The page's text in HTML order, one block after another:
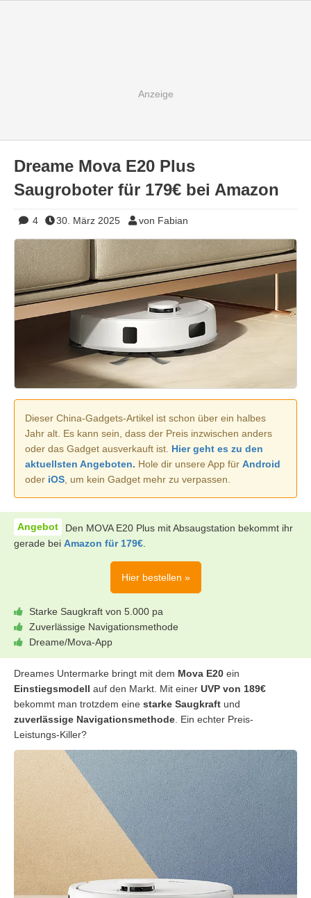
Dreame Mova E20 Plus
Saugroboter für 179€ bei Amazon
4 30. März 2025 von Fabian
Dieser China-Gadgets-Artikel ist schon über ein halbes
Jahr alt. Es kann sein, dass der Preis inzwischen anders
oder das Gadget ausverkauft ist. Hier geht es zu den
aktuellsten Angeboten. Hole dir unsere App für Android
oder iOS, um kein Gadget mehr zu verpassen.
Den MOVA E20 Plus mit Absaugstation bekommt ihr
gerade bei Amazon für 179€.
Hier bestellen »
Starke Saugkraft von 5.000 pa
Zuverlässige Navigationsmethode
Dreame/Mova-App
Dreames Untermarke bringt mit dem Mova E20 ein
Einstiegsmodell auf den Markt. Mit einer UVP von 189€
bekommt man trotzdem eine starke Saugkraft und
zuverlässige Navigationsmethode. Ein echter Preis-
Leistungs-Killer?